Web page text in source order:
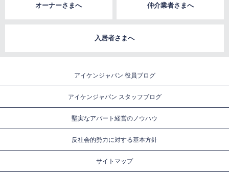
オーナーさまへ 仲介業者さまへ
入居者さまへ
アイケンジャパン 役員ブログ
アイケンジャパン スタッフブログ
堅実なアパート経営のノウハウ
反社会的勢力に対する基本方針
サイトマップ